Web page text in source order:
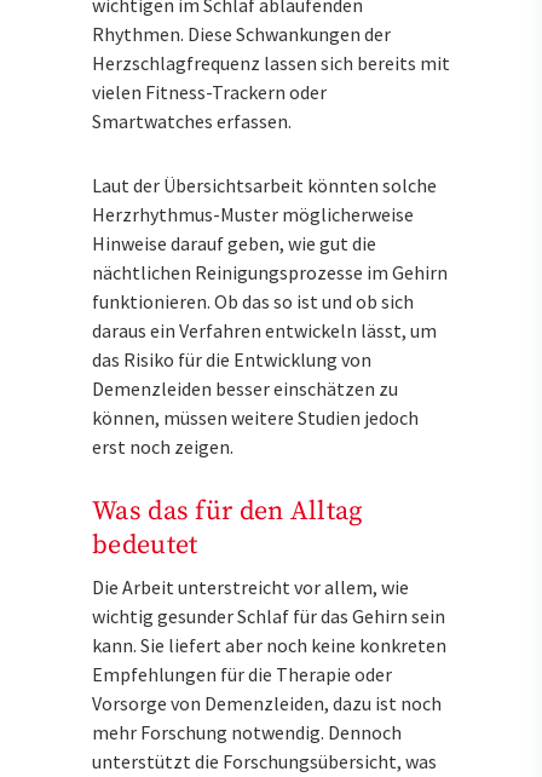
Rhythmen. Diese Schwankungen der
Herzschlagfrequenz lassen sich bereits mit
vielen Fitness-Trackern oder
Smartwatches erfassen.
Laut der Übersichtsarbeit könnten solche
Herzrhythmus-Muster möglicherweise
Hinweise darauf geben, wie gut die
nächtlichen Reinigungsprozesse im Gehirn
funktionieren. Ob das so ist und ob sich
daraus ein Verfahren entwickeln lässt, um
das Risiko für die Entwicklung von
Demenzleiden besser einschätzen zu
können, müssen weitere Studien jedoch
erst noch zeigen.
Was das für den Alltag
bedeutet
Die Arbeit unterstreicht vor allem, wie
wichtig gesunder Schlaf für das Gehirn sein
kann. Sie liefert aber noch keine konkreten
Empfehlungen für die Therapie oder
Vorsorge von Demenzleiden, dazu ist noch
mehr Forschung notwendig. Dennoch
unterstützt die Forschungsübersicht, was